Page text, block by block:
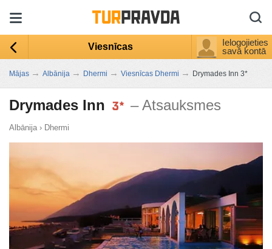
Viesnīcas
Ielogojieties
savā kontā
Mājas → Albānija → Dhermi → Viesnīcas Dhermi → Drymades Inn 3*
Drymades Inn – Atsauksmes
Albānija › Dhermi